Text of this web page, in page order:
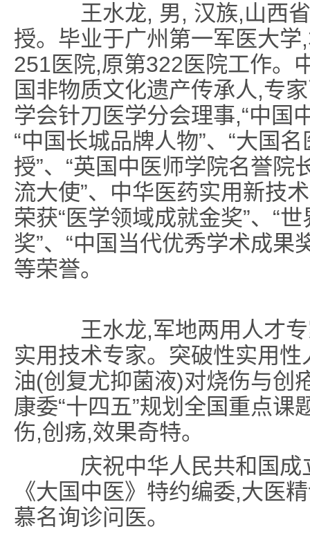
王水龙, 男, 汉族,山西省
授。毕业于广州第一军医大
251医院,原第322医院工作。
国非物质文化遗产传承人,专
学会针刀医学分会理事,“中国
“中国长城品牌人物”、“大国
授”、“英国中医师学院名誉院
流大使”、中华医药实用新技
荣获“医学领域成就金奖”、“
奖”、“中国当代优秀学术成果
等荣誉。
王水龙,军地两用人才专
实用技术专家。突破性实用
油(创复尤抑菌液)对烧伤与创
康委“十四五”规划全国重点
伤,创疡,效果奇特。
庆祝中华人民共和国成
《大国中医》特约编委,大医
慕名询诊问医。